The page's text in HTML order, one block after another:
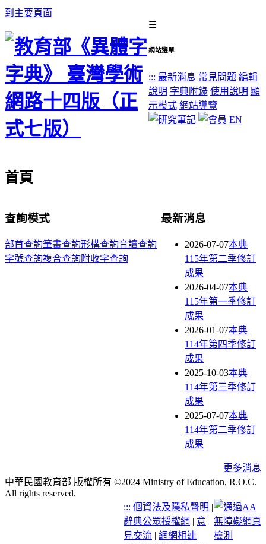
到主要頁面
☰
網站選單
::: 最新消息 常見問題 編輯
說明 字典附錄 使用說明 顯
示模式 網站導覽
EN
首頁
查詢模式
部首查詢筆畫查詢形構查詢音讀查詢
字號查詢複合查詢附收字查詢
最新消息
2026-07-07本典
115年第二季修訂
成果
2026-04-07本典
115年第一季修訂
成果
2026-01-07本典
114年第四季修訂
成果
2025-10-03本典
114年第三季修訂
成果
2025-07-07本典
114年第二季修訂
成果
更多消息
中華民國教育部 版權所有 ©2024 Ministry of Education, R.O.C.
All rights reserved.
::: 個資法及隱私聲明 |
辭典公眾授權網 | 意
見交流 | 網網相連